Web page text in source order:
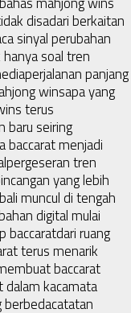
disadari berkaitan
sinyal perubahan
soal tren
perjalanan panjang
winsapa yang
terus
baru seiring
baccarat menjadi
pergeseran tren
yang lebih
muncul di tengah
digital mulai
baccaratdari ruang
terus menarik
baccarat
dalam kacamata
berbedacatatan